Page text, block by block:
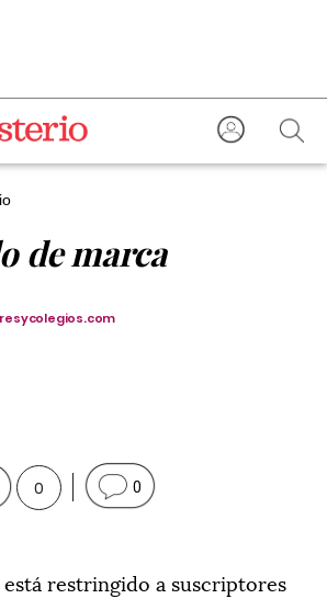
de marca
0 0
restringido a suscriptores